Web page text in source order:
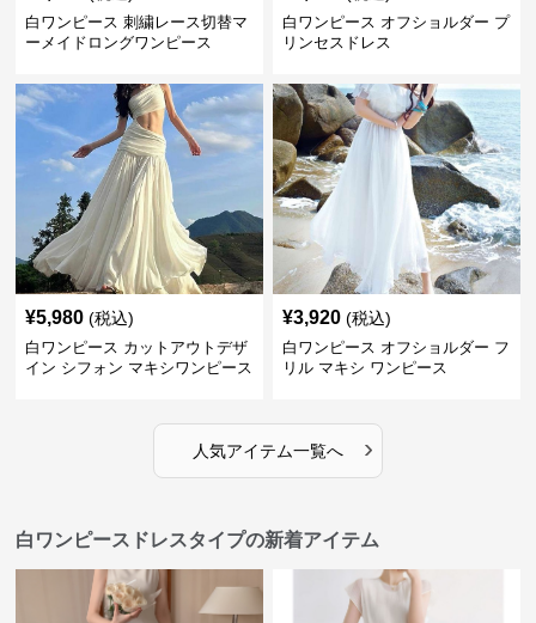
白ワンピース 刺繍レース切替マ
ーメイドロングワンピース
白ワンピース オフショルダー プ
リンセスドレス
¥5,980 (税込)
白ワンピース カットアウトデザ
イン シフォン マキシワンピース
¥3,920 (税込)
白ワンピース オフショルダー フ
リル マキシ ワンピース
人気アイテム一覧へ ›
白ワンピースドレスタイプの新着アイテム